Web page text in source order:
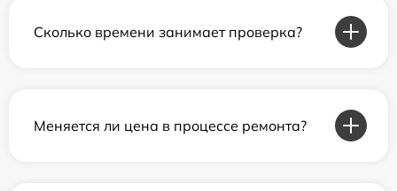
Сколько времени занимает проверка?
Меняется ли цена в процессе ремонта?